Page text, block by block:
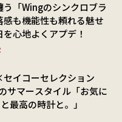
う「Wingのシンクロブラ
感も機能性も頼れる魅せ
心地よくアプデ！
セイコーセレクション
サマースタイル「お気に
最高の時計と。」